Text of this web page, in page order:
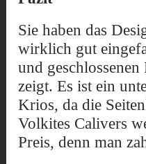
Sie haben das
wirklich gut
und
zeigt. Es ist ein
Krios, da die
Volkites Calivers
Preis, denn man